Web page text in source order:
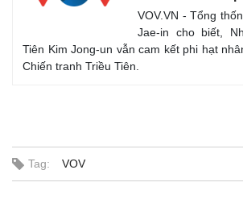
VOV.VN - Tổng
Jae-in cho biết,
Tiên Kim Jong-un vẫn cam kết phi hạt
Chiến tranh Triều Tiên.
Tag: VOV